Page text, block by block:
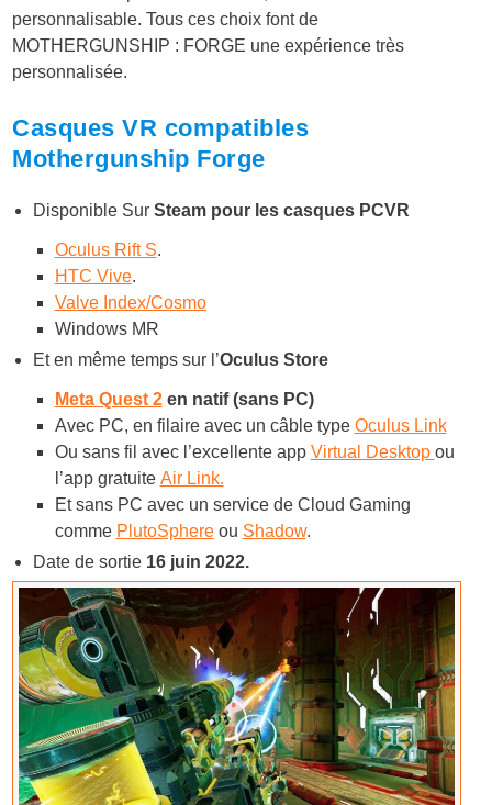
personnalisable. Tous ces choix font de
MOTHERGUNSHIP : FORGE une expérience très
personnalisée.
Casques VR compatibles
Mothergunship Forge
Disponible Sur Steam pour les casques PCVR
Oculus Rift S.
HTC Vive.
Valve Index/Cosmo
Windows MR
Et en même temps sur l’Oculus Store
Meta Quest 2en natif (sans PC)
Avec PC, en filaire avec un câble type Oculus Link
Ou sans fil avec l’excellente app Virtual Desktop ou
l’app gratuite Air Link.
Et sans PC avec un service de Cloud Gaming
comme PlutoSphereou Shadow.
Date de sortie 16 juin 2022.